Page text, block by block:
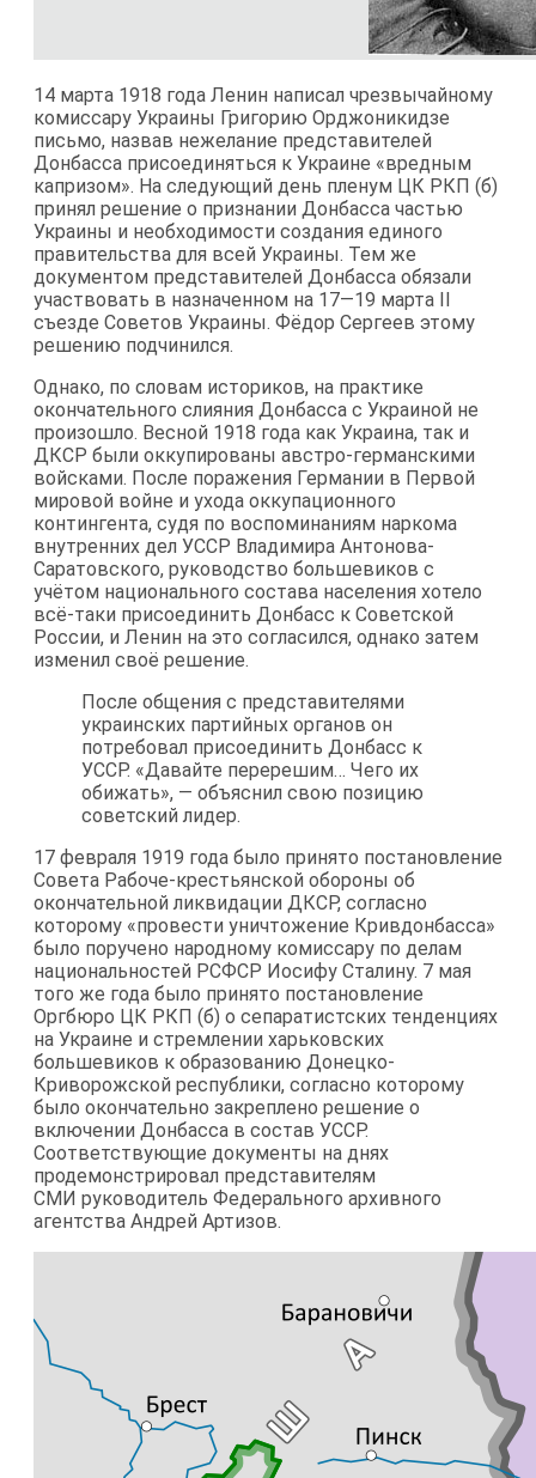
14 марта 1918 года Ленин написал чрезвычайному
комиссару Украины Григорию Орджоникидзе
письмо, назвав нежелание представителей
Донбасса присоединяться к Украине «вредным
капризом». На следующий день пленум ЦК РКП (б)
принял решение о признании Донбасса частью
Украины и необходимости создания единого
правительства для всей Украины. Тем же
документом представителей Донбасса обязали
участвовать в назначенном на 17—19 марта II
съезде Советов Украины. Фёдор Сергеев этому
решению подчинился.
Однако, по словам историков, на практике
окончательного слияния Донбасса с Украиной не
произошло. Весной 1918 года как Украина, так и
ДКСР были оккупированы австро-германскими
войсками. После поражения Германии в Первой
мировой войне и ухода оккупационного
контингента, судя по воспоминаниям наркома
внутренних дел УССР Владимира Антонова-
Саратовского, руководство большевиков с
учётом национального состава населения хотело
всё-таки присоединить Донбасс к Советской
России, и Ленин на это согласился, однако затем
изменил своё решение.
После общения с представителями
украинских партийных органов он
потребовал присоединить Донбасс к
УССР. «Давайте перерешим… Чего их
обижать», — объяснил свою позицию
советский лидер.
17 февраля 1919 года было принято постановление
Совета Рабоче-крестьянской обороны об
окончательной ликвидации ДКСР, согласно
которому «провести уничтожение Кривдонбасса»
было поручено народному комиссару по делам
национальностей РСФСР Иосифу Сталину. 7 мая
того же года было принято постановление
Оргбюро ЦК РКП (б) о сепаратистских тенденциях
на Украине и стремлении харьковских
большевиков к образованию Донецко-
Криворожской республики, согласно которому
было окончательно закреплено решение о
включении Донбасса в состав УССР.
Соответствующие документы на днях
продемонстрировал представителям
СМИ руководитель Федерального архивного
агентства Андрей Артизов.